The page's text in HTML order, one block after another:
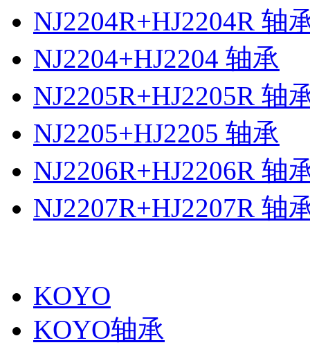
NJ2204R+HJ2204R 轴
NJ2204+HJ2204 轴承
NJ2205R+HJ2205R 轴
NJ2205+HJ2205 轴承
NJ2206R+HJ2206R 轴
NJ2207R+HJ2207R 轴
KOYO
KOYO轴承